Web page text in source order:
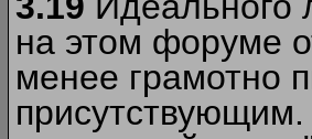
на этом форуме
менее грамотно